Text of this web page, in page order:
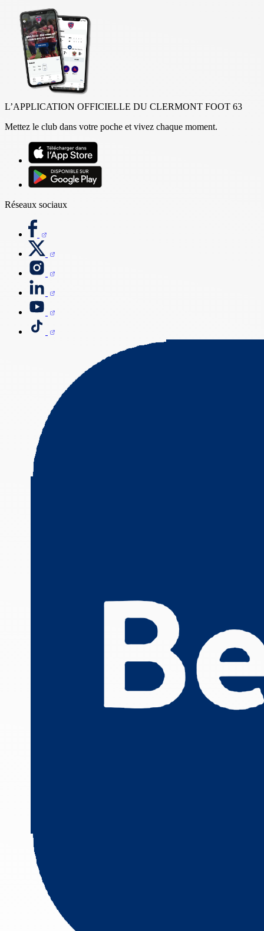
L’APPLICATION OFFICIELLE DU CLERMONT FOOT 63
Mettez le club dans votre poche et vivez chaque moment.
Réseaux sociaux